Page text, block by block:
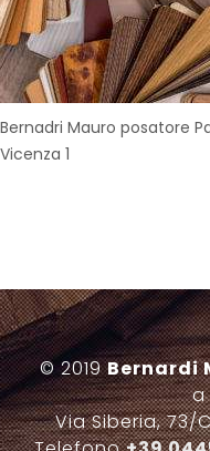
Bernadri Mauro posatore
Vicenza 1
© 2019Bernardi
a
Via Siberia, 73/